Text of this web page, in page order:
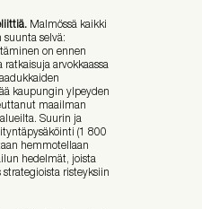
Malmössä kaikki
selvä:
on ennen
arvokkaassa
kaupungin ylpeyden
maailman
Suurin ja
(1 800
hemmotellaan
hedelmät, joista
risteyksiin